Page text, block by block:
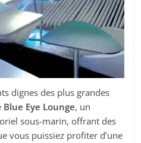
dignes des plus grandes
Blue Eye Lounge, un
sous-marin, offrant des
vous puissiez profiter d’une